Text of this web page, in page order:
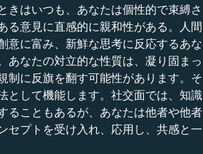
はいつも、あなたは個性的で束縛さ
る意見に直感的に親和性がある。人間
意に富み、新鮮な思考に反応するあな
あなたの対立的な性質は、凝り固まっ
制に反旗を翻す可能性があります。そ
として機能します。社交面では、知識
ることもあるが、あなたは他者や他者
セプトを受け入れ、応用し、共感と一